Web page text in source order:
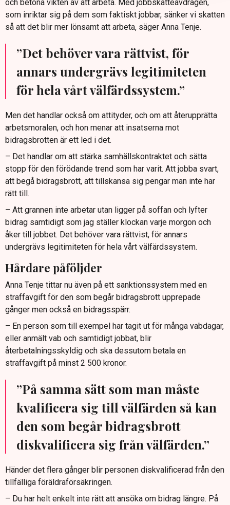
och betona vikten av att arbeta. Med jobbskatteavdragen,
som inriktar sig på dem som faktiskt jobbar, sänker vi skatten
så att det blir mer lönsamt att arbeta, säger Anna Tenje.
”Det behöver vara rättvist, för
annars undergrävs legitimiteten
för hela vårt välfärdssystem.”
Men det handlar också om attityder, och om att återupprätta
arbetsmoralen, och hon menar att insatserna mot
bidragsbrotten är ett led i det.
– Det handlar om att stärka samhällskontraktet och sätta
stopp för den förödande trend som har varit. Att jobba svart,
att begå bidragsbrott, att tillskansa sig pengar man inte har
rätt till.
– Att grannen inte arbetar utan ligger på soffan och lyfter
bidrag samtidigt som jag ställer klockan varje morgon och
åker till jobbet. Det behöver vara rättvist, för annars
undergrävs legitimiteten för hela vårt välfärdssystem.
Hårdare påföljder
Anna Tenje tittar nu även på ett sanktionssystem med en
straffavgift för den som begår bidragsbrott upprepade
gånger men också en bidragsspärr.
– En person som till exempel har tagit ut för många vabdagar,
eller anmält vab och samtidigt jobbat, blir
återbetalningsskyldig och ska dessutom betala en
straffavgift på minst 2 500 kronor.
”På samma sätt som man måste
kvalificera sig till välfärden så kan
den som begår bidragsbrott
diskvalificera sig från välfärden.”
Händer det flera gånger blir personen diskvalificerad från den
tillfälliga föräldraförsäkringen.
– Du har helt enkelt inte rätt att ansöka om bidrag längre. På